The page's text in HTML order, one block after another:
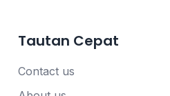
Tautan Cepat
Contact us